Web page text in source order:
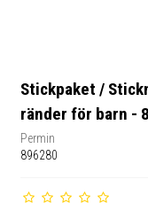
Stickpaket /
ränder för barn -
Permin
896280